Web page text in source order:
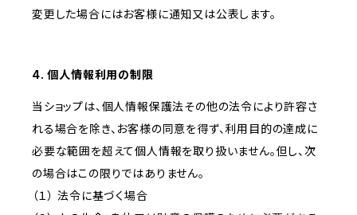
変更した場合にはお客様に通知又は公表します。
4. 個人情報利用の制限
当ショップは、個人情報保護法その他の法令により許容さ
れる場合を除き、お客様の同意を得ず、利用目的の達成に
必要な範囲を超えて個人情報を取り扱いません。但し、次
の場合はこの限りではありません。
（１） 法令に基づく場合